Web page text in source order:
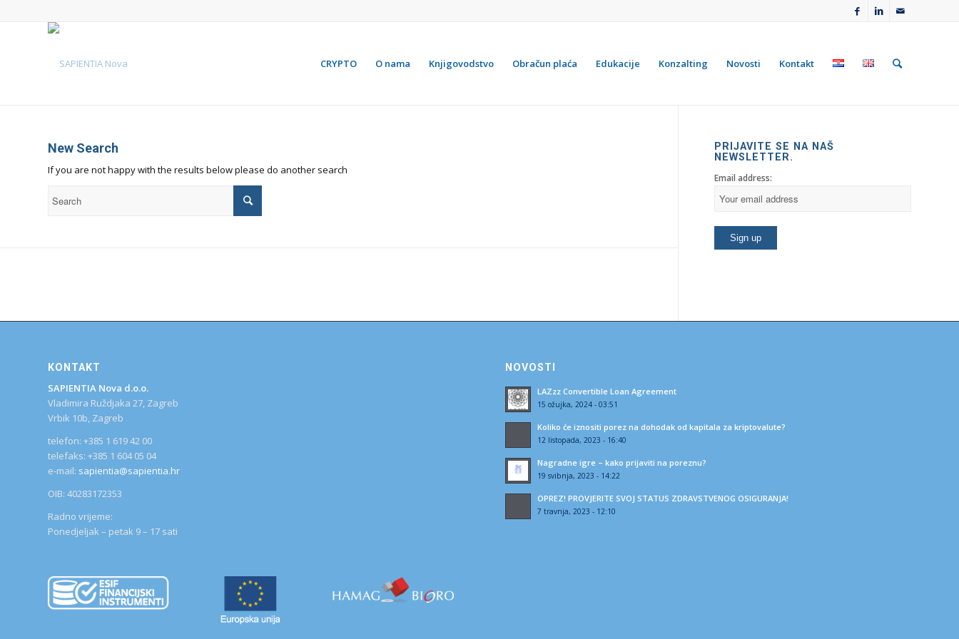
CRYPTO O nama Knjigovodstvo Obračun plaća Edukacije Konzalting Novosti Kontakt
New Search
If you are not happy with the results below please do another search
PRIJAVITE SE NA NAŠ
NEWSLETTER.
Email address:
KONTAKT
SAPIENTIA Nova d.o.o.
Vladimira Ruždjaka 27, Zagreb
Vrbik 10b, Zagreb
telefon: +385 1 619 42 00
telefaks: +385 1 604 05 04
e-mail: sapientia@sapientia.hr
OIB: 40283172353
Radno vrijeme:
Ponedjeljak – petak 9 – 17 sati
NOVOSTI
LAZzz Convertible Loan Agreement
15 ožujka, 2024 - 03:51
Koliko će iznositi porez na dohodak od kapitala za kriptovalute?
12 listopada, 2023 - 16:40
Nagradne igre – kako prijaviti na poreznu?
19 svibnja, 2023 - 14:22
OPREZ! PROVJERITE SVOJ STATUS ZDRAVSTVENOG OSIGURANJA!
7 travnja, 2023 - 12:10